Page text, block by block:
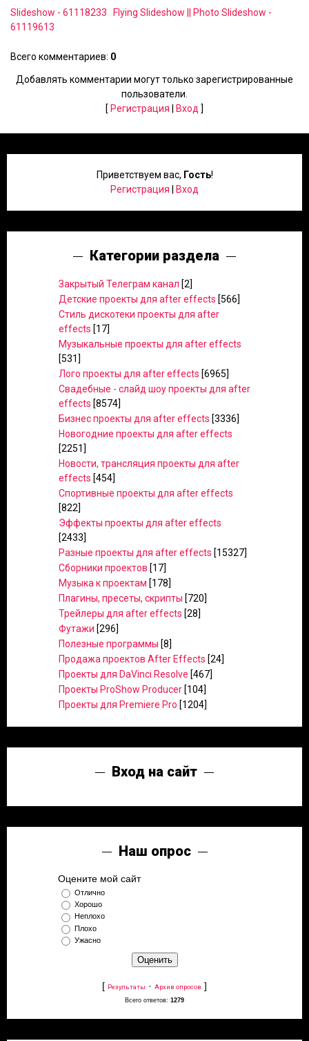
Slideshow - 61118233
Flying Slideshow || Photo Slideshow -
61119613
Всего комментариев: 0
Добавлять комментарии могут только зарегистрированные
пользователи.
[ Регистрация Вход ]
Приветствуем вас, Гость!
Регистрация
Вход
Категории раздела
Закрытый Телеграм канал [2]
Детские проекты для after effects [566]
Стиль дискотеки проекты для after
effects [17]
Музыкальные проекты для after effects
[531]
Лого проекты для after effects [6965]
Свадебные - слайд шоу проекты для after
effects [8574]
Бизнес проекты для after effects [3336]
Новогодние проекты для after effects
[2251]
Новости, трансляция проекты для after
effects [454]
Спортивные проекты для after effects
[822]
Эффекты проекты для after effects
[2433]
Разные проекты для after effects [15327]
Сборники проектов [17]
Музыка к проектам [178]
Плагины, пресеты, скрипты [720]
Трейлеры для after effects [28]
Футажи [296]
Полезные программы [8]
Продажа проектов After Effects [24]
Проекты для DaVinci Resolve [467]
Проекты ProShow Producer [104]
Проекты для Premiere Pro [1204]
Вход на сайт
Наш опрос
Оцените мой сайт
Отлично
Хорошо
Неплохо
Плохо
Ужасно
[ Результаты · Архив опросов ]
Всего ответов: 1279